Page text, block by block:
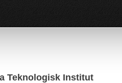
Teknologisk Institut